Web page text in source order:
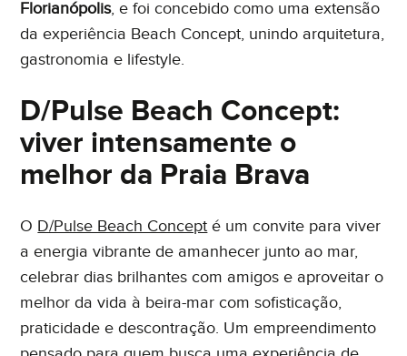
Florianópolis, e foi concebido como uma extensão
da experiência Beach Concept, unindo arquitetura,
gastronomia e lifestyle.
D/Pulse Beach Concept:
viver intensamente o
melhor da Praia Brava
O D/Pulse Beach Concept é um convite para viver
a energia vibrante de amanhecer junto ao mar,
celebrar dias brilhantes com amigos e aproveitar o
melhor da vida à beira-mar com sofisticação,
praticidade e descontração. Um empreendimento